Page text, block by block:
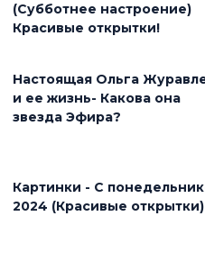
(Субботнее настроение)
Красивые открытки!
Настоящая Ольга Журавлева
и ее жизнь- Какова она
звезда Эфира?
Картинки - С понедельником
2024 (Красивые открытки)